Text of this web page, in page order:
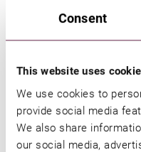
Consent
This website uses
We use cookies to
provide social media
We also share
our social media,